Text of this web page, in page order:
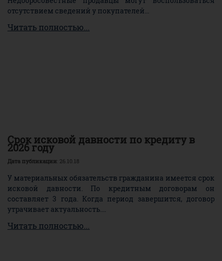
отсутствием сведений у покупателей...
Читать полностью...
Срок исковой давности по кредиту в
2026 году
Дата публикации: 26.10.18
У материальных обязательств гражданина имеется срок
исковой давности. По кредитным договорам он
составляет 3 года. Когда период завершится, договор
утрачивает актуальность....
Читать полностью...